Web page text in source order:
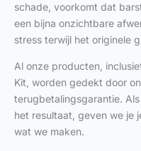
schade, voorkomt dat
een bijna onzichtbare
stress terwijl het originele
Al onze producten,
Kit, worden gedekt door
terugbetalingsgarantie.
het resultaat, geven we je
wat we maken.